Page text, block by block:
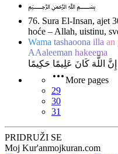
﷽
76. Sura El-Insan, ajet
hoće – Allah, uistinu,
Wama tashaoona illa an
AAaleeman hakeema
اللَّهَ كَانَ عَلِيمًا حَكِيمًا
More pages
29
30
31
PRIDRUŽI SE
Moj Kur'anmojkuran.com